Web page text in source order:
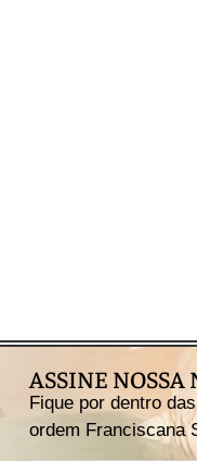
ASSINE NOSSA
Fique por dentro
ordem Franciscana